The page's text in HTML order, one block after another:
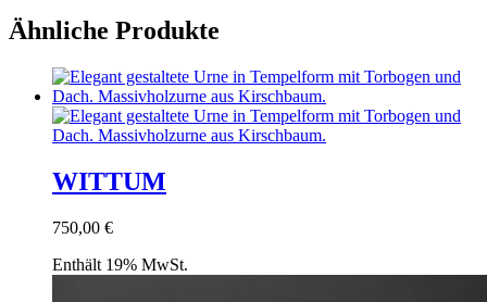
Ähnliche Produkte
WITTUM
750,00 €
Enthält 19% MwSt.